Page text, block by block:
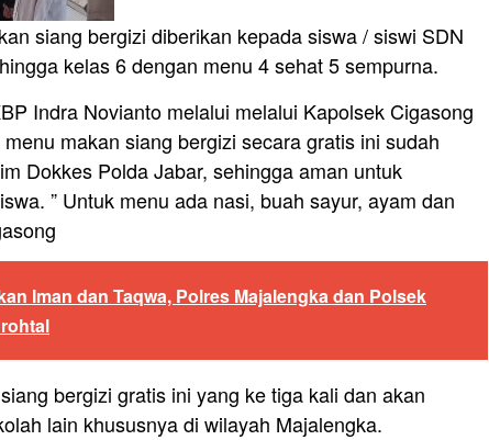
siang bergizi diberikan kepada siswa / siswi SDN
kelas 6 dengan menu 4 sehat 5 sempurna.
Indra Novianto melalui melalui Kapolsek Cigasong
makan siang bergizi secara gratis ini sudah
Dokkes Polda Jabar, sehingga aman untuk
” Untuk menu ada nasi, buah sayur, ayam dan
Iman dan Taqwa, Polres Majalengka dan Polsek
bergizi gratis ini yang ke tiga kali dan akan
lain khususnya di wilayah Majalengka.